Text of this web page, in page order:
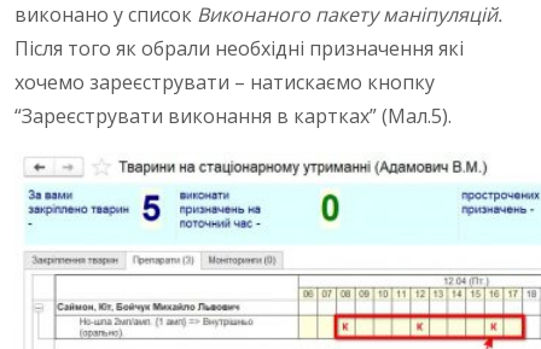
виконано у список Виконаного пакету маніпуляцій.
Після того як обрали необхідні призначення які
хочемо зареєструвати – натискаємо кнопку
“Зареєструвати виконання в картках” (Мал.5).